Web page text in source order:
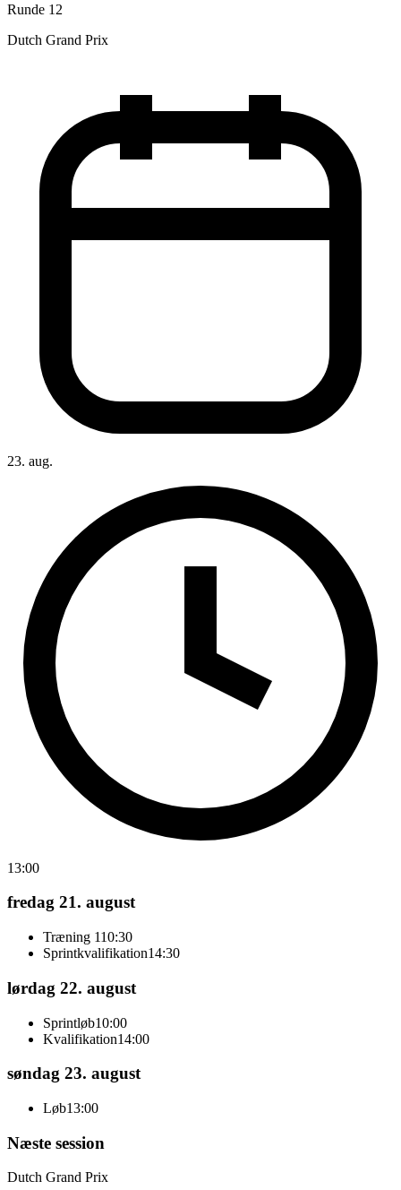
Runde 12
Dutch Grand Prix
23. aug.
13:00
fredag 21. august
Træning 110:30
Sprintkvalifikation14:30
lørdag 22. august
Sprintløb10:00
Kvalifikation14:00
søndag 23. august
Løb13:00
Næste session
Dutch Grand Prix